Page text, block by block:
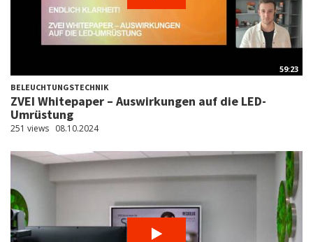
59:23
BELEUCHTUNGSTECHNIK
ZVEI Whitepaper – Auswirkungen auf die LED-
Umrüstung
251 views 08.10.2024